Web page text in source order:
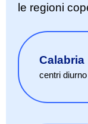
le regioni
Calabria
centri diurno